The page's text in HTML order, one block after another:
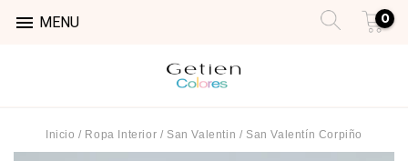
 MENU 0
Inicio / Ropa Interior / San Valentin / San Valentín Corpiño